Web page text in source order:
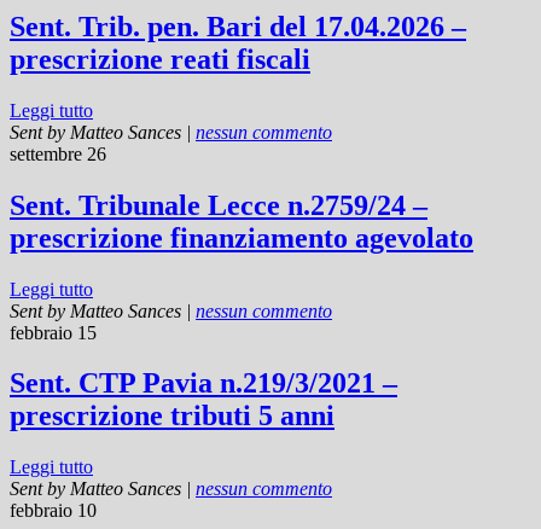
Sent. Trib. pen. Bari del 17.04.2026 –
prescrizione reati fiscali
Leggi tutto
Sent by Matteo Sances | nessun commento
settembre 26
Sent. Tribunale Lecce n.2759/24 –
prescrizione finanziamento agevolato
Leggi tutto
Sent by Matteo Sances | nessun commento
febbraio 15
Sent. CTP Pavia n.219/3/2021 –
prescrizione tributi 5 anni
Leggi tutto
Sent by Matteo Sances | nessun commento
febbraio 10